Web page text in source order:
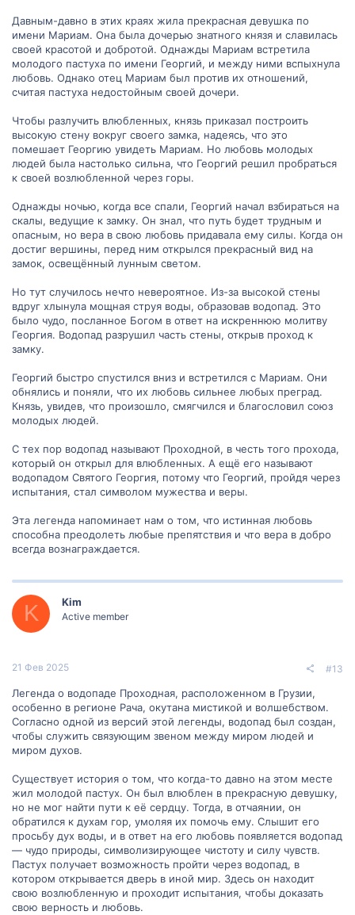
Давным-давно в этих краях жила прекрасная девушка по
имени Мариам. Она была дочерью знатного князя и славилась
своей красотой и добротой. Однажды Мариам встретила
молодого пастуха по имени Георгий, и между ними вспыхнула
любовь. Однако отец Мариам был против их отношений,
считая пастуха недостойным своей дочери.
Чтобы разлучить влюбленных, князь приказал построить
высокую стену вокруг своего замка, надеясь, что это
помешает Георгию увидеть Мариам. Но любовь молодых
людей была настолько сильна, что Георгий решил пробраться
к своей возлюбленной через горы.
Однажды ночью, когда все спали, Георгий начал взбираться на
скалы, ведущие к замку. Он знал, что путь будет трудным и
опасным, но вера в свою любовь придавала ему силы. Когда он
достиг вершины, перед ним открылся прекрасный вид на
замок, освещённый лунным светом.
Но тут случилось нечто невероятное. Из-за высокой стены
вдруг хлынула мощная струя воды, образовав водопад. Это
было чудо, посланное Богом в ответ на искреннюю молитву
Георгия. Водопад разрушил часть стены, открыв проход к
замку.
Георгий быстро спустился вниз и встретился с Мариам. Они
обнялись и поняли, что их любовь сильнее любых преград.
Князь, увидев, что произошло, смягчился и благословил союз
молодых людей.
С тех пор водопад называют Проходной, в честь того прохода,
который он открыл для влюбленных. А ещё его называют
водопадом Святого Георгия, потому что Георгий, пройдя через
испытания, стал символом мужества и веры.
Эта легенда напоминает нам о том, что истинная любовь
способна преодолеть любые препятствия и что вера в добро
всегда вознаграждается.
K Kim
Active member
21 Фев 2025 #13
Легенда о водопаде Проходная, расположенном в Грузии,
особенно в регионе Рача, окутана мистикой и волшебством.
Согласно одной из версий этой легенды, водопад был создан,
чтобы служить связующим звеном между миром людей и
миром духов.
Существует история о том, что когда-то давно на этом месте
жил молодой пастух. Он был влюблен в прекрасную девушку,
но не мог найти пути к её сердцу. Тогда, в отчаянии, он
обратился к духам гор, умоляя их помочь ему. Слышит его
просьбу дух воды, и в ответ на его любовь появляется водопад
— чудо природы, символизирующее чистоту и силу чувств.
Пастух получает возможность пройти через водопад, в
котором открывается дверь в иной мир. Здесь он находит
свою возлюбленную и проходит испытания, чтобы доказать
свою верность и любовь.